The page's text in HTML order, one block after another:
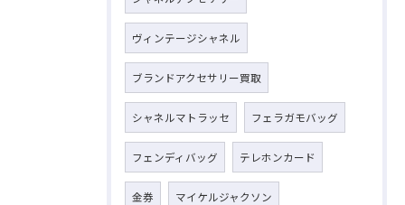
ヴィンテージシャネル
ブランドアクセサリー買取
シャネルマトラッセ フェラガモバッグ
フェンディバッグ テレホンカード
金券 マイケルジャクソン